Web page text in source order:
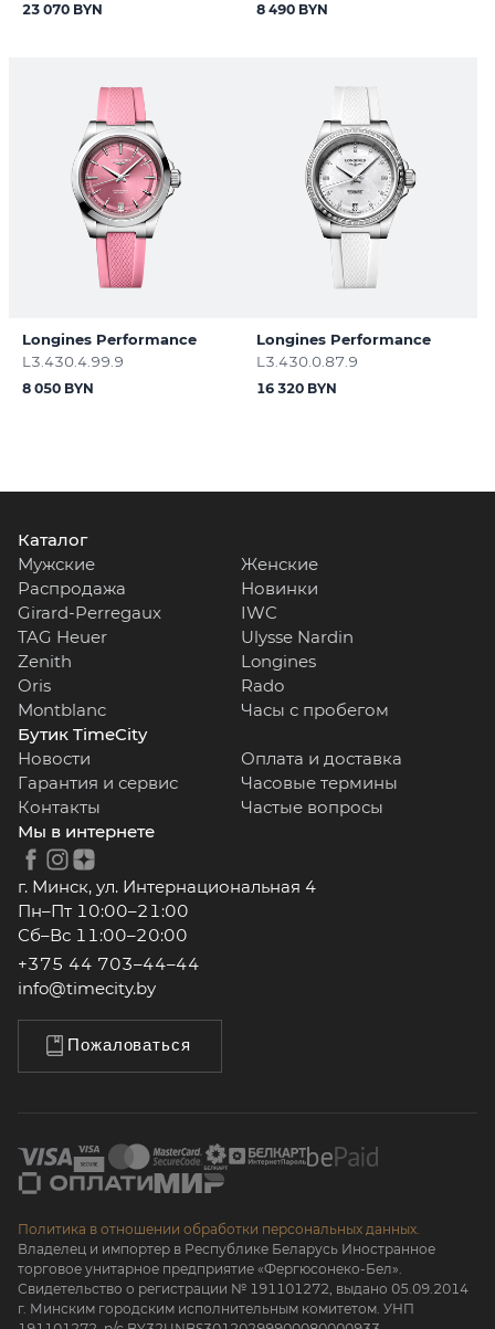
23 070 BYN 8 490 BYN
Longines Performance
L3.430.4.99.9
8 050 BYN
Longines Performance
L3.430.0.87.9
16 320 BYN
Каталог
Мужские
Женские
Распродажа
Новинки
Girard-Perregaux
IWC
TAG Heuer
Ulysse Nardin
Zenith
Longines
Oris
Rado
Montblanc
Часы с пробегом
Бутик TimeCity
Новости
Оплата и доставка
Гарантия и сервис
Часовые термины
Контакты
Частые вопросы
Мы в интернете
г. Минск, ул. Интернациональная 4
Пн–Пт 10:00–21:00
Сб–Вс 11:00–20:00
+375 44 703–44–44
info@timecity.by
Пожаловаться
Политика в отношении обработки персональных данных.
Владелец и импортер в Республике Беларусь Иностранное
торговое унитарное предприятие «Фергюсонеко-Бел».
Свидетельство о регистрации № 191101272, выдано 05.09.2014
г. Минским городским исполнительным комитетом. УНП